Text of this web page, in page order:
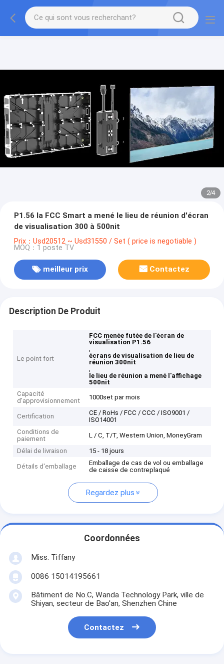
2/4
P1.56 la FCC Smart a mené le lieu de réunion d'écran
de visualisation 300 à 500nit
Prix：Usd20512 ~ Usd31550 / Set ( price is negotiable )
MOQ：1 poste TV
meilleur prix Contactez
Description De Produit
Le point fort
FCC menée futée de l'écran de
visualisation P1.56
,
écrans de visualisation de lieu de
réunion 300nit
,
le lieu de réunion a mené l'affichage
500nit
Capacité
d'approvisionnement
1000set par mois
Certification
CE / RoHs / FCC / CCC / ISO9001 /
ISO14001
Conditions de
paiement
L / C, T/T, Western Union, MoneyGram
Délai de livraison 15 - 18 jours
Détails d'emballage
Emballage de cas de vol ou emballage
de caisse de contreplaqué
Regardez plus
Coordonnées
Miss. Tiffany
0086 15014195661
Bâtiment de No.C, Wanda Technology Park, ville de
Shiyan, secteur de Bao'an, Shenzhen Chine
Contactez